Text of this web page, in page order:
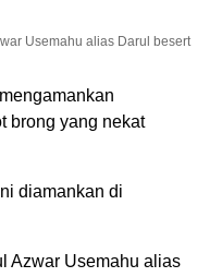
Usemahu alias Darul besert
brong yang nekat
diamankan di
Azwar Usemahu alias